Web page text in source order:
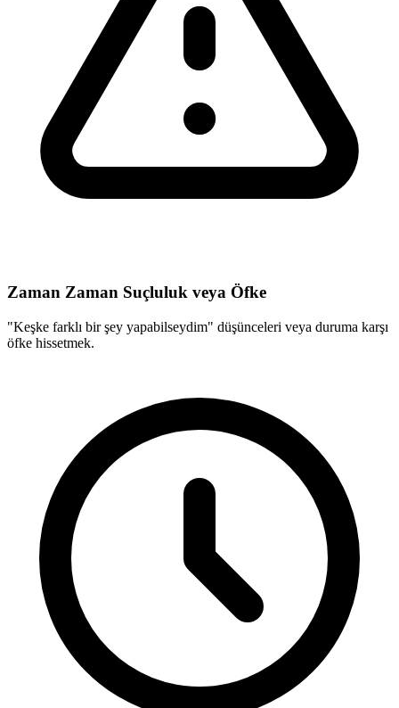
Zaman Zaman Suçluluk veya Öfke
"Keşke farklı bir şey yapabilseydim" düşünceleri veya duruma karşı
öfke hissetmek.